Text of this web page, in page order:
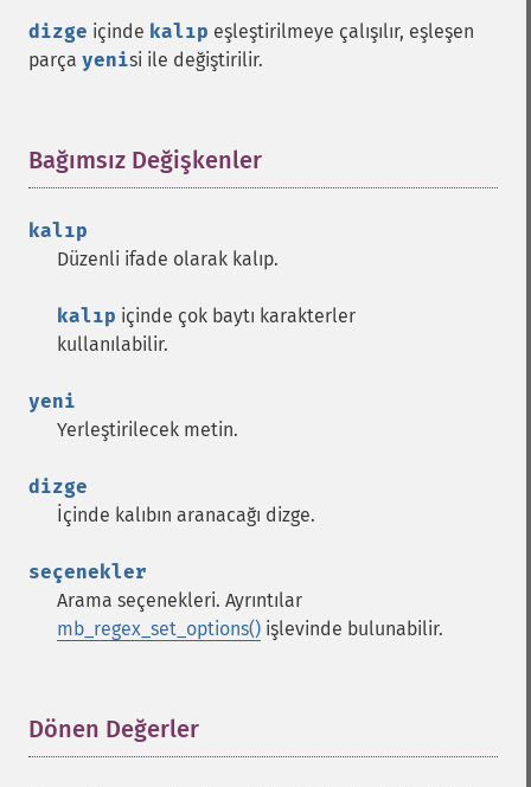
dizge içinde kalıp eşleştirilmeye çalışılır, eşleşen
parça yenisi ile değiştirilir.
Bağımsız Değişkenler
kalıp
Düzenli ifade olarak kalıp.
kalıp içinde çok baytı karakterler
kullanılabilir.
yeni
Yerleştirilecek metin.
dizge
İçinde kalıbın aranacağı dizge.
seçenekler
Arama seçenekleri. Ayrıntılar
mb_regex_set_options() işlevinde bulunabilir.
Dönen Değerler